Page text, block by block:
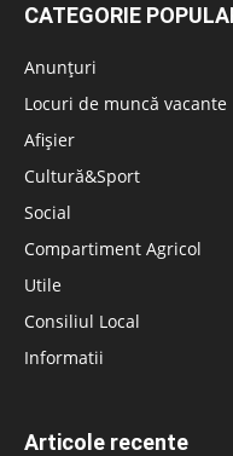
CATEGORIE
Anunțuri
Locuri de muncă vacante
Afișier
Cultură&Sport
Social
Compartiment Agricol
Utile
Consiliul Local
Informatii
Articole recente